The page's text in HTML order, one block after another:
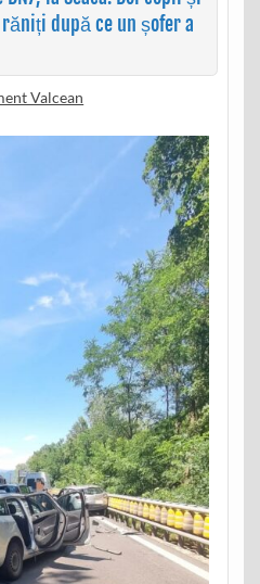
după ce un șofer a
Valcean